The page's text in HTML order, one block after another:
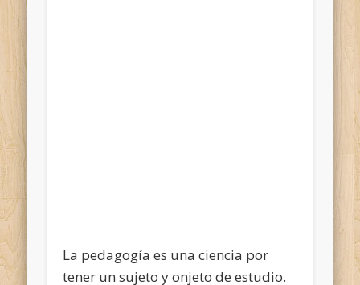
La pedagogía es una ciencia por
tener un sujeto y onjeto de estudio.